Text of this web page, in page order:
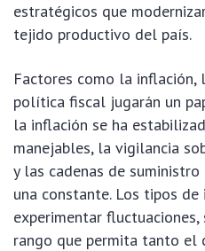
estratégicos que
tejido productivo del país.
Factores como la
política fiscal jugarán un
la inflación se ha
manejables, la vigilancia
y las cadenas de
una constante. Los tipos de
experimentar fluctuaciones,
rango que permita tanto el